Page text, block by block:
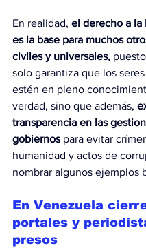
En realidad, el derecho a la
es la base para muchos
civiles y universales,
solo garantiza que los
estén en pleno
verdad, sino que además,
transparencia en las
gobiernos para evitar
humanidad y actos de
nombrar algunos ejemplos
En Venezuela
portales y
presos